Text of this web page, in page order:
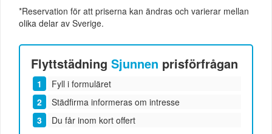
*Reservation för att priserna kan ändras och varierar mellan
olika delar av Sverige.
FlyttstädningSjunnen prisförfrågan
Fyll i formuläret
Städfirma informeras om intresse
Du får inom kort offert